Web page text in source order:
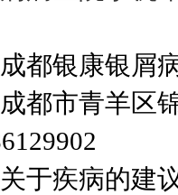
都银康银屑
都市青羊区
于疾病的建